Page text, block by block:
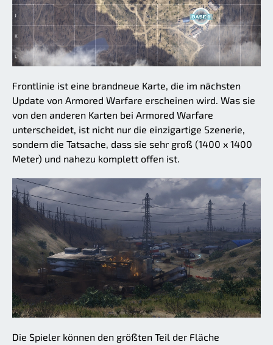
Frontlinie ist eine brandneue Karte, die im nächsten
Update von Armored Warfare erscheinen wird. Was sie
von den anderen Karten bei Armored Warfare
unterscheidet, ist nicht nur die einzigartige Szenerie,
sondern die Tatsache, dass sie sehr groß (1400 x 1400
Meter) und nahezu komplett offen ist.
Die Spieler können den größten Teil der Fläche